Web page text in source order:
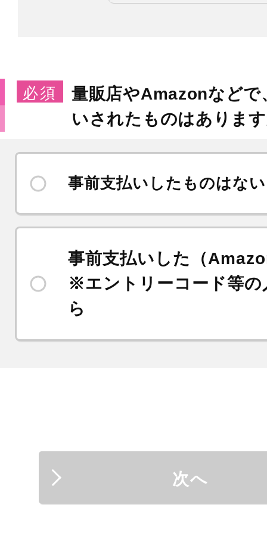
必須
量販店やAmazonなどで
いされたものはありま
事前支払いしたものはな
事前支払いした（
※エントリーコード等の
ら
次へ